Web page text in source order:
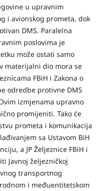
u upravnim
i avionskog prometa, dok
DMS. Paralelna
poslovima je
može ostati samo
materijalni dio mora se
FBiH i Zakona o
odredbe protivne DMS
izmjenama upravno
promijeniti. Tako će
prometa i komunikacija
sa Ustavom BiH
a JP Željeznice FBiH i
Javnoj željezničkoj
transportnog
i međuentitetskom